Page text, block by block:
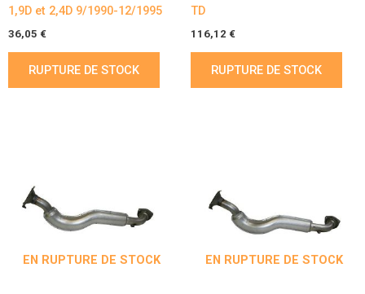
1,9D et 2,4D 9/1990-12/1995
36,05 €
RUPTURE DE STOCK
TD
116,12 €
RUPTURE DE STOCK
EN RUPTURE DE STOCK EN RUPTURE DE STOCK